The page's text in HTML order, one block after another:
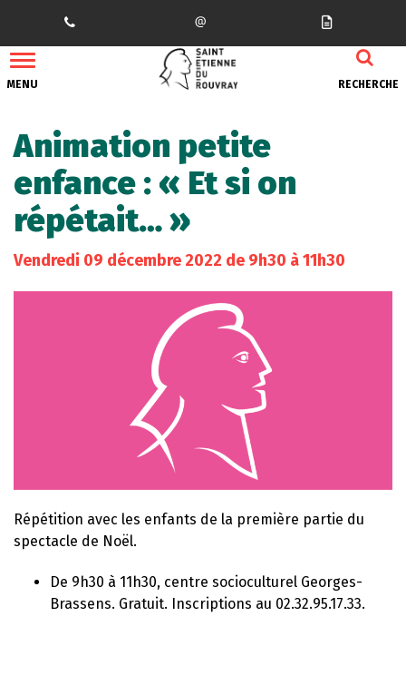
MENU RECHERCHE
Animation petite
enfance : « Et si on
répétait… »
Vendredi 09 décembre 2022 de 9h30 à 11h30
Répétition avec les enfants de la première partie du
spectacle de Noël.
De 9h30 à 11h30, centre socioculturel Georges-
Brassens. Gratuit. Inscriptions au 02.32.95.17.33.